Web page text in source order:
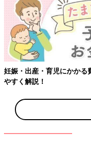
補助金・助成金をわかり